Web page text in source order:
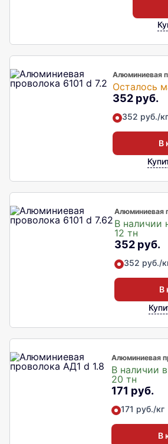
Алюминиевая
Осталось
352 руб.
352 руб./кг
В
Алюминиевая
В наличии
12 тн
352 руб.
352 руб./
В
Алюминиевая
В наличии
20 тн
171 руб.
171 руб./кг
В